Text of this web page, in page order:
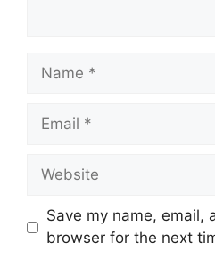
Save my name, email,
browser for the next